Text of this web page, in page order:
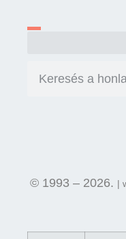
© 1993 – 2026. |